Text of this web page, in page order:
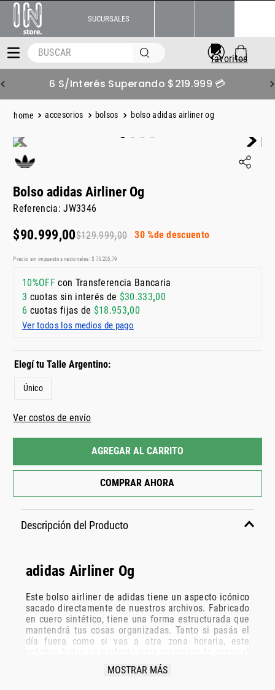
SUCURSALES
BUSCAR
6 S/Interés Superando $219.999 💳
accesorios bolsos bolso adidas airliner og
Bolso adidas Airliner Og
Referencia:JW3346
$129.999,00
$90.999,00 30 %de descuento
Precio sin impuestos nacionales: $ 75 205 79
10%OFFcon Transferencia Bancaria
3 cuotas sin interés de $30.333,00
6 cuotas fijas de $18.953,00
Ver todos los medios de pago
Único
Ver costos de envío
AGREGAR AL CARRITO
COMPRAR AHORA
Descripción del Producto
adidas Airliner Og
Este bolso airliner de adidas tiene un aspecto icónico
sacado directamente de nuestros archivos. Fabricado
en cuero sintético, tiene una forma estructurada que
mantendrá tus cosas organizadas. Tanto si pasás el
día fuera como si vas a otra zona horaria, este
seguro y al alcance de la mano.
MOSTRAR MÁS